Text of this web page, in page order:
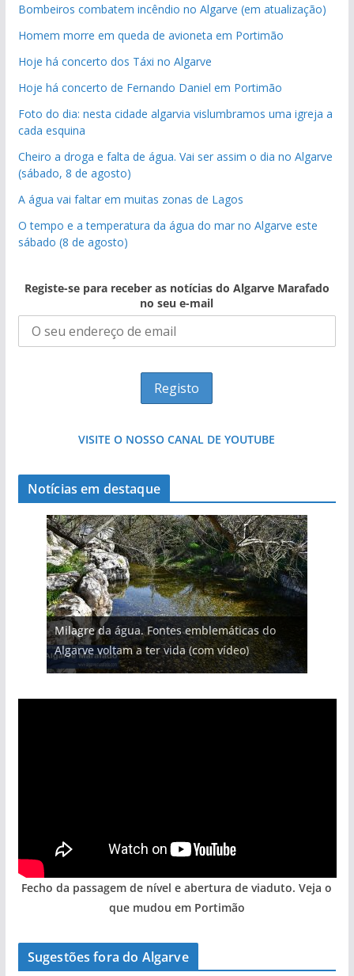
Bombeiros combatem incêndio no Algarve (em atualização)
Homem morre em queda de avioneta em Portimão
Hoje há concerto dos Táxi no Algarve
Hoje há concerto de Fernando Daniel em Portimão
Foto do dia: nesta cidade algarvia vislumbramos uma igreja a
cada esquina
Cheiro a droga e falta de água. Vai ser assim o dia no Algarve
(sábado, 8 de agosto)
A água vai faltar em muitas zonas de Lagos
O tempo e a temperatura da água do mar no Algarve este
sábado (8 de agosto)
Registe-se para receber as notícias do Algarve Marafado
no seu e-mail
VISITE O NOSSO CANAL DE YOUTUBE
Notícias em destaque
Milagre da água. Fontes emblemáticas do
Algarve voltam a ter vida (com vídeo)
Tapas do mar a 3 euros cada. Nova rota
gastronómica nasce no Algarve
Tempestades roubam areia de praias e põem
arribas em risco no Algarve (com vídeo)
Foto do dia: uma cidade algarvia que cresceu
entre redes e fábricas
Projeto milionário: investimento de 108
milhões de euros na construção de dois
hotéis (com vídeo)
Fecho da passagem de nível e abertura de viaduto. Veja o
que mudou em Portimão
Sugestões fora do Algarve